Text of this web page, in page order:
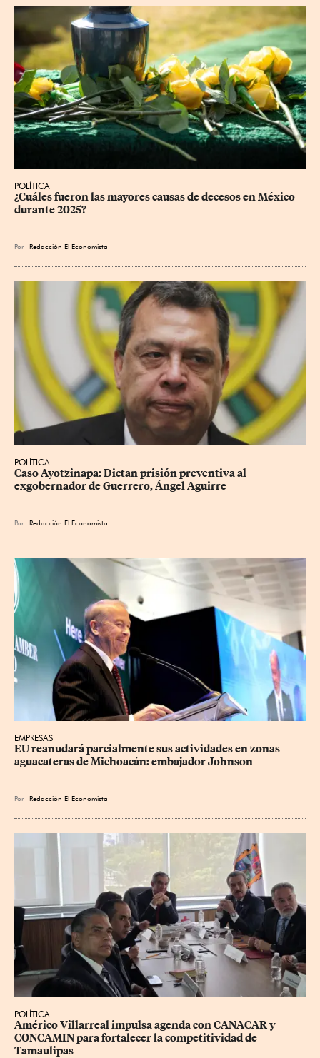
POLÍTICA
¿Cuáles fueron las mayores causas de decesos en México
durante 2025?
Por Redacción El Economista
POLÍTICA
Caso Ayotzinapa: Dictan prisión preventiva al
exgobernador de Guerrero, Ángel Aguirre
Por Redacción El Economista
EMPRESAS
EU reanudará parcialmente sus actividades en zonas
aguacateras de Michoacán: embajador Johnson
Por Redacción El Economista
POLÍTICA
Américo Villarreal impulsa agenda con CANACAR y
CONCAMIN para fortalecer la competitividad de
Tamaulipas